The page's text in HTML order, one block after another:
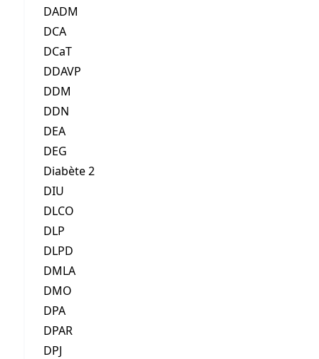
DADM
DCA
DCaT
DDAVP
DDM
DDN
DEA
DEG
Diabète 2
DIU
DLCO
DLP
DLPD
DMLA
DMO
DPA
DPAR
DPJ